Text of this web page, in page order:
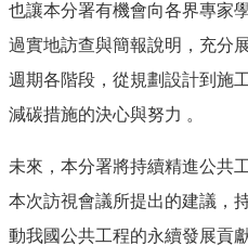
也讓本分署有機會向各界專家
過實地訪查與簡報說明，充分
週期各階段，從規劃設計到施
減碳措施的決心與努力 。
未來，本分署將持續精進公共
本次訪視會議所提出的建議，
動我國公共工程的永續發展貢